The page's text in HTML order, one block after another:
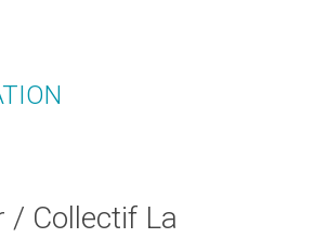
/ Collectif La